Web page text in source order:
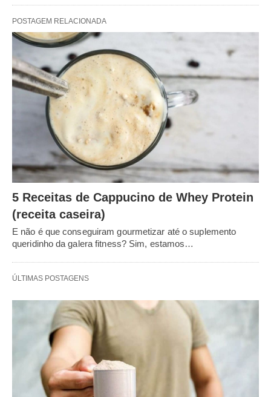
POSTAGEM RELACIONADA
5 Receitas de Cappucino de Whey Protein
(receita caseira)
E não é que conseguiram gourmetizar até o suplemento
queridinho da galera fitness? Sim, estamos…
ÚLTIMAS POSTAGENS